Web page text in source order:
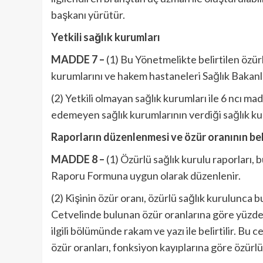
başkanı yürütür.
Yetkili sağlık kurumları
MADDE 7 – (1) Bu Yönetmelikte belirtilen
kurumlarını ve hakem hastaneleri Sağlık
(2) Yetkili olmayan sağlık kurumları ile 6 ncı
edemeyen sağlık kurumlarının verdiği sağlık
Raporların düzenlenmesi ve özür oranının
MADDE 8 – (1) Özürlü sağlık kurulu raporları,
Raporu Formuna uygun olarak düzenlenir.
(2) Kişinin özür oranı, özürlü sağlık kurulunca
Cetvelinde bulunan özür oranlarına göre
ilgili bölümünde rakam ve yazı ile belirtilir. Bu
özür oranları, fonksiyon kayıplarına göre